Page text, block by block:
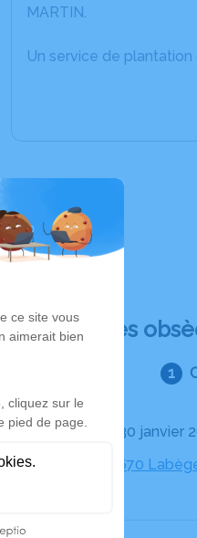
MARTIN.
Un service de plantation
Déroulé des
Le mardi 30 janvier
Église, 31670